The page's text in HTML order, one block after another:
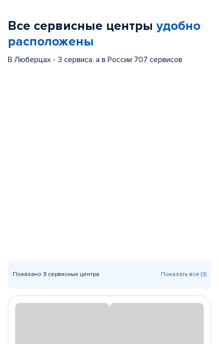
Все сервисные центры удобно
расположены
В Люберцах - 3 сервиса, а в России 707 сервисов
Показано 3 сервисных центра Показать все (3)